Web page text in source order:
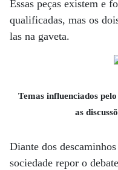
Essas peças existem e
qualificadas, mas os
las na gaveta.
Temas influenciados
as
Diante dos
sociedade repor o